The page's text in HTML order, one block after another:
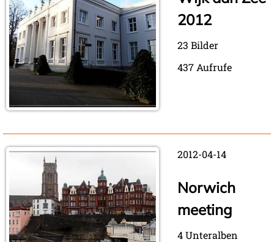
2012
23 Bilder
437 Aufrufe
2012-04-14
Norwich
meeting
4 Unteralben